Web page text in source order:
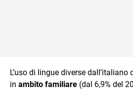
L’uso di lingue diverse
in ambito familiare (dal 6,9% del